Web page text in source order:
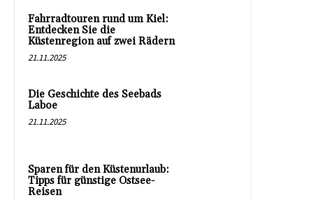
Fahrradtouren rund um Kiel:
Entdecken Sie die
Küstenregion auf zwei Rädern
21.11.2025
Die Geschichte des Seebads
Laboe
21.11.2025
Sparen für den Küstenurlaub:
Tipps für günstige Ostsee-
Reisen